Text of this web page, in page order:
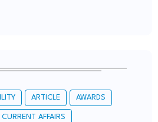
ARTICLE AWARDS
CURRENT AFFAIRS